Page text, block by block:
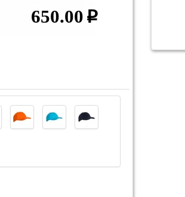
650.00 p